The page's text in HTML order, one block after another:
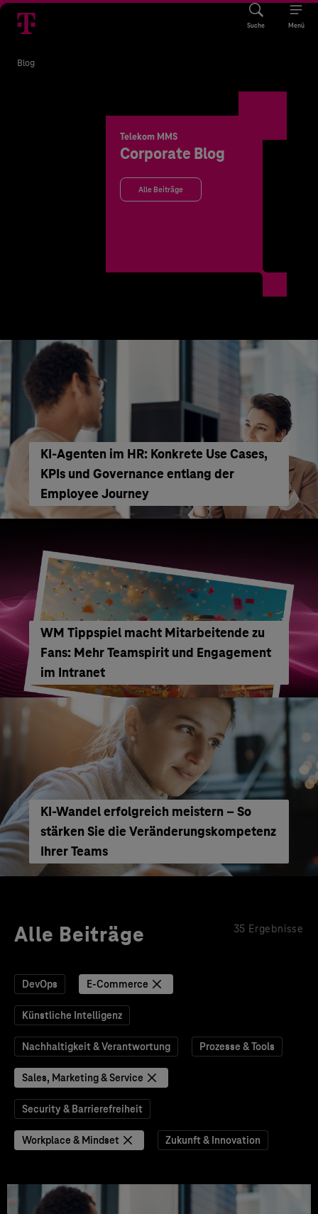
Suche Menü
Blog
Telekom MMS
Corporate Blog
Alle Beiträge
KI‑Agenten im HR: Konkrete Use Cases,
KPIs und Governance entlang der
Employee Journey
WM Tippspiel macht Mitarbeitende zu
Fans: Mehr Teamspirit und Engagement
im Intranet
KI-Wandel erfolgreich meistern – So
stärken Sie die Veränderungskompetenz
Ihrer Teams
Alle Beiträge 35 Ergebnisse
DevOps E-Commerce
Künstliche Intelligenz
Nachhaltigkeit & Verantwortung Prozesse & Tools
Sales, Marketing & Service
Security & Barrierefreiheit
Workplace & Mindset Zukunft & Innovation